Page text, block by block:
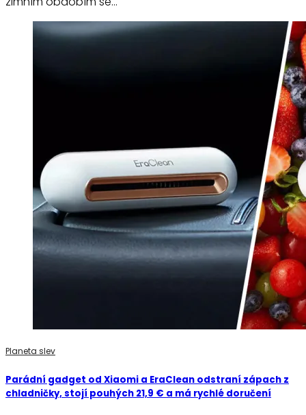
Planeta slev
Parádní gadget od Xiaomi a EraClean odstraní zápach z
chladničky, stojí pouhých 21,9 € a má rychlé doručení